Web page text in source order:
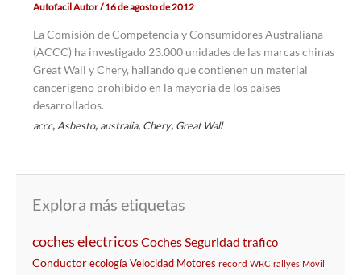
Autofacil Autor/16 de agosto de 2012
La Comisión de Competencia y Consumidores Australiana
(ACCC) ha investigado 23.000 unidades de las marcas chinas
Great Wall y Chery, hallando que contienen un material
cancerígeno prohibido en la mayoría de los países
desarrollados.
accc, Asbesto, australia, Chery, Great Wall
Explora más etiquetas
coches electricos CochesSeguridad trafico
Conductorecología Velocidad Motores record WRC rallyes Móvil